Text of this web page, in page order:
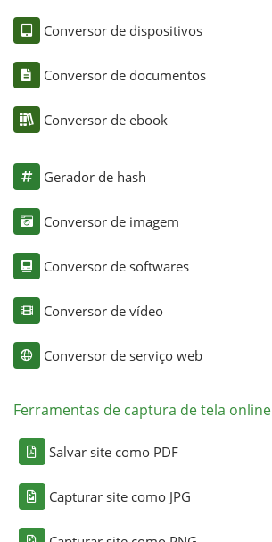
Conversor de dispositivos
Conversor de documentos
Conversor de ebook
Gerador de hash
Conversor de imagem
Conversor de softwares
Conversor de vídeo
Conversor de serviço web
Ferramentas de captura de tela online
Salvar site como PDF
Capturar site como JPG